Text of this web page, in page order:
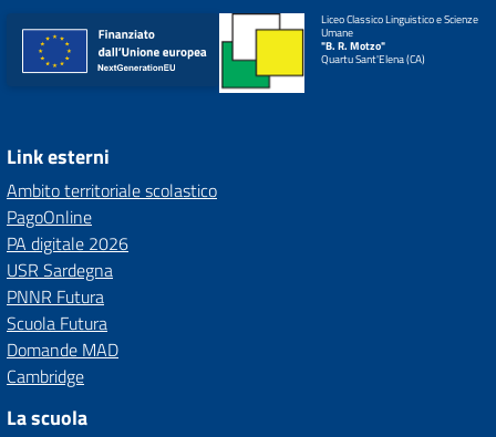
Liceo Classico Linguistico e Scienze
Umane
"B. R. Motzo"
Quartu Sant'Elena (CA)
Link esterni
Ambito territoriale scolastico
PagoOnline
PA digitale 2026
USR Sardegna
PNNR Futura
Scuola Futura
Domande MAD
Cambridge
La scuola